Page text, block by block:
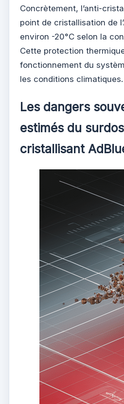
Concrètement, l’anti-
point de cristallisation de
environ -20°C selon la
Cette protection
fonctionnement du
les conditions climatiques.
Les dangers
estimés du
cristallisant